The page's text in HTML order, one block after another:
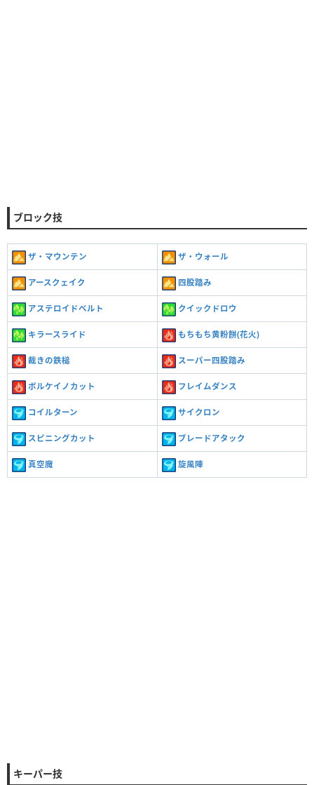
ブロック技
ザ・マウンテン ザ・ウォール
アースクェイク 四股踏み
アステロイドベルト クイックドロウ
キラースライド もちもち黄粉餅(花火)
裁きの鉄槌 スーパー四股踏み
ボルケイノカット フレイムダンス
コイルターン サイクロン
スピニングカット ブレードアタック
真空魔 旋風陣
キーパー技